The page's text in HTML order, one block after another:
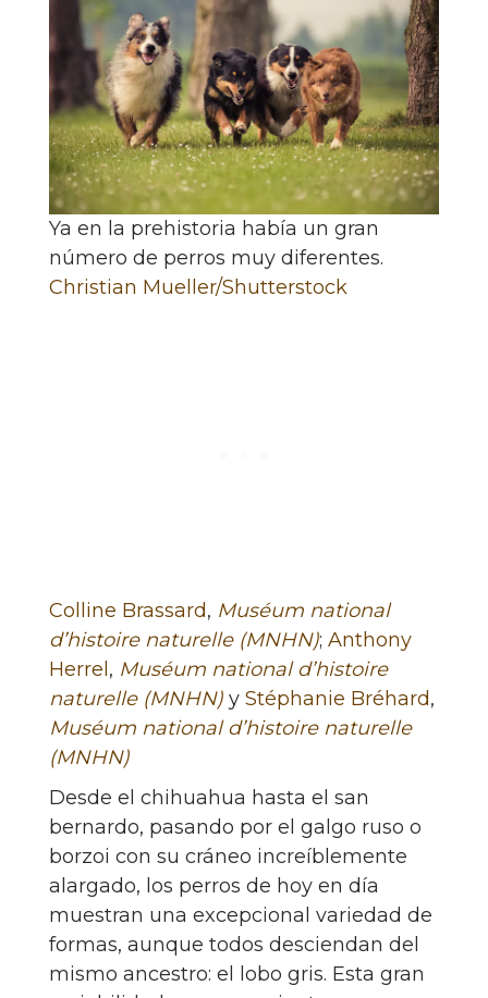
Ya en la prehistoria había un gran
número de perros muy diferentes.
Christian Mueller/Shutterstock
Colline Brassard, Muséum national
d’histoire naturelle (MNHN); Anthony
Herrel, Muséum national d’histoire
naturelle (MNHN) y Stéphanie Bréhard,
Muséum national d’histoire naturelle
(MNHN)
Desde el chihuahua hasta el san
bernardo, pasando por el galgo ruso o
borzoi con su cráneo increíblemente
alargado, los perros de hoy en día
muestran una excepcional variedad de
formas, aunque todos desciendan del
mismo ancestro: el lobo gris. Esta gran